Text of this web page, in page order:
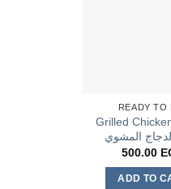
READY TO
Grilled
المشوي
500.00
ADD TO